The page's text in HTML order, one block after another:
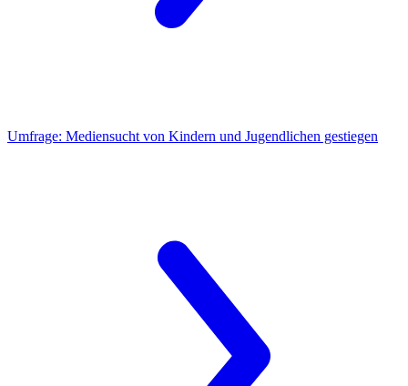
Umfrage: Mediensucht von Kindern und Jugendlichen gestiegen